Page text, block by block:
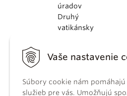
Vaše nastavenie
Súbory cookie nám
služieb pre vás. Umožňujú
úradov
Druhý
vatikánsky
KBS
kánonického
práva